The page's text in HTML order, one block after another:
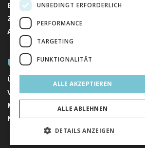
BÜCHER
ZEITSCHRIFTEN
AUTOREN
ÜBER UNS
ÜBER UNS
VERLAGE
MENTIONS LÉGALES
NEWSLETTER ABONNIEREN
UNBEDINGT ERFORDERLICH
PERFORMANCE
TARGETING
FUNKTIONALITÄT
ALLE AKZEPTIEREN
ALLE ABLEHNEN
DETAILS ANZEIGEN